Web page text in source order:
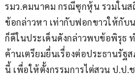
รมว.คมนาคม กรณีซุกหุ้น รวมในส
ข้อกล่าวหา เท่ากับฟอกขาวให้กับ
ก็ดีในประเด็นดังกล่าวพบข้อพิรุธ
ค้านเตรียมยื่นเรื่องต่อประธานรัฐ
นี้ เพื่อให้ตั้งกรรมการไต่สวน ป.ป.